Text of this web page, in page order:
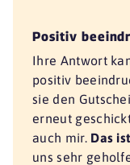
Positiv
Ihre Antwort
positiv
sie den
erneut
auch mir. Das
uns sehr